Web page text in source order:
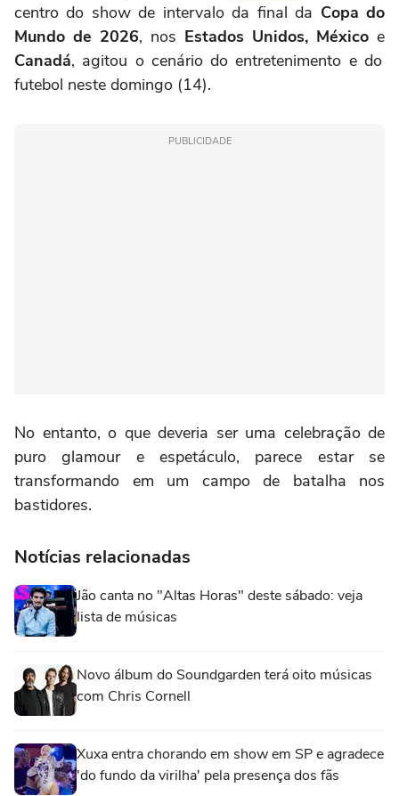
centro do show de intervalo da final da Copa do
Mundo de 2026, nos Estados Unidos, México e
Canadá, agitou o cenário do entretenimento e do
futebol neste domingo (14).
PUBLICIDADE
No entanto, o que deveria ser uma celebração de
puro glamour e espetáculo, parece estar se
transformando em um campo de batalha nos
bastidores.
Notícias relacionadas
Jão canta no "Altas Horas" deste sábado: veja
lista de músicas
Novo álbum do Soundgarden terá oito músicas
com Chris Cornell
Xuxa entra chorando em show em SP e agradece
'do fundo da virilha' pela presença dos fãs